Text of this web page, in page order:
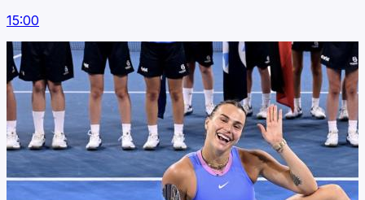
15:00